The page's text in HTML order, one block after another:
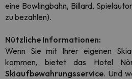
eine Bowlingbahn, Billard,
zu bezahlen).
Nützliche Informationen:
Wenn Sie mit Ihrer eigenen
kommen, bietet das Hotel
Skiaufbewahrungsservice. Und